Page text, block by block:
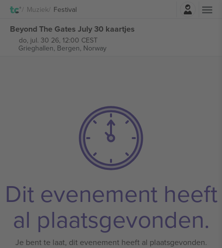
Muziek Festival
Beyond The Gates July 30 kaartjes
do, jul. 30 26, 12:00 CEST
Grieghallen, Bergen, Norway
Dit evenement heeft
al plaatsgevonden.
Je bent te laat, dit evenement heeft al plaatsgevonden.